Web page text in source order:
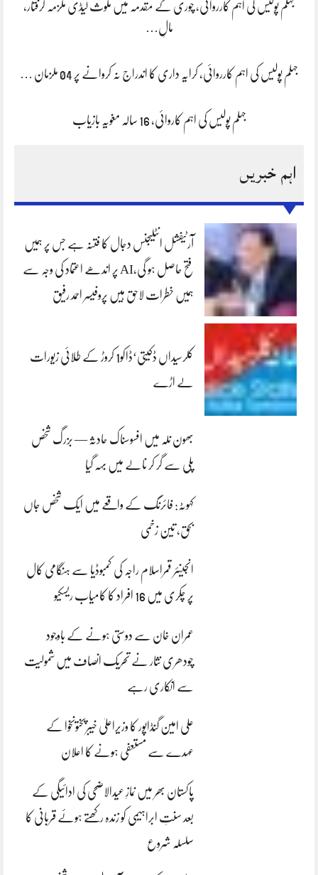
جہلم پولیس کی اہم کارروائی، چوری کے مقدمہ میں ملوث لیڈی ملزمہ گرفتار،
مالِ…
جہلم پولیس کی اہم کارروائی، کرایہ داری کا اندراج نہ کروانے پر 04 ملزمان …
جہلم پولیس کی اہم کاروائی، 16 سالہ مغویہ بازیاب
اہم خبریں
آرٹیفشل انٹلیجنس دجال کا فتنہ ہے جس پر ہمیں
فتح حاصل ہو گی،AI پر اندھے اعتماد کی وجہ سے
ہمیں خطرات لاحق ہیں پروفیسر احمد رفیق
کلرسیداں ڈکیتی‘ڈاکو1 کروڑ کے طلائی زیورات
لے اڑے
بھون نلہ میں افسوسناک حادثہ — بزرگ شخص
پلی سے گر کر نالے میں بہہ گیا
کہوٹہ: فائرنگ کے واقعے میں ایک شخص جاں
بحق، تین زخمی
انجینئر قمراسلام راجہ کی کمبوڈیا سے ہنگامی کال
پر چکری میں 16 افراد کا کامیاب ریسکیو
عمران خان سے دوستی ہونے کے باوجود
چودھری نثار نے تحریک انصاف میں شمولیت
سے انکاری رہے
علی امین گنڈاپور کا وزیراعلیٰ خیبرپختونخوا کے
عہدے سے مستعفی ہونے کا اعلان
پاکستان بھر میں نمازِ عیدالاضحی کی ادائیگی کے
بعد سنتِ ابراہیمی کو زندہ رکھتے ہوئے قربانی کا
سلسلہ شروع